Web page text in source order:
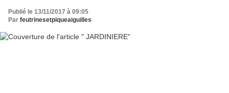
Publié le 13/11/2017 à 09:05
Par feutrinesetpiqueaiguilles